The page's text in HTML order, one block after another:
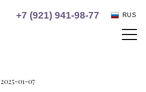
+7 (921) 941-98-77 RUS
2025-01-07